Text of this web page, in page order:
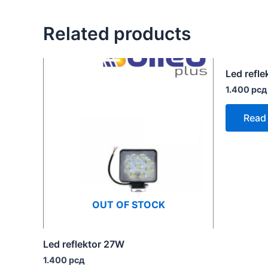
Related products
OUT OF STOCK
Led reflektor 27W
1.400рсд
Led
1.400рсд